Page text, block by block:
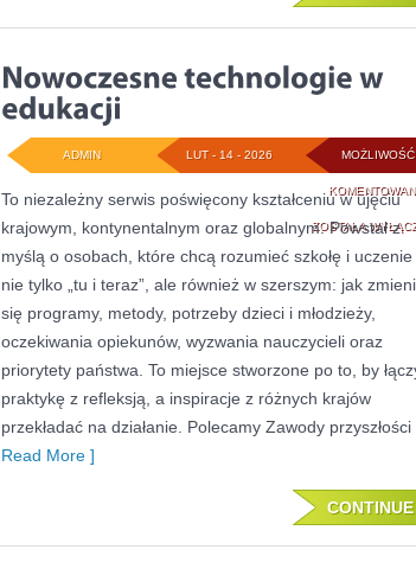
MOŻLIWOŚĆ
ZOSTAŁA
LUT - 14 - 2026
ADMIN
To niezależny serwis poświęcony kształceniu w ujęciu
krajowym, kontynentalnym oraz globalnym. Powstał z
myślą o osobach, które chcą rozumieć szkołę i uczenie
nie tylko „tu i teraz”, ale również w szerszym: jak
się programy, metody, potrzeby dzieci i młodzieży,
oczekiwania opiekunów, wyzwania nauczycieli oraz
priorytety państwa. To miejsce stworzone po to, by
praktykę z refleksją, a inspiracje z różnych krajów
przekładać na działanie. Polecamy Zawody przyszłości
Read More ]
CONTINUE